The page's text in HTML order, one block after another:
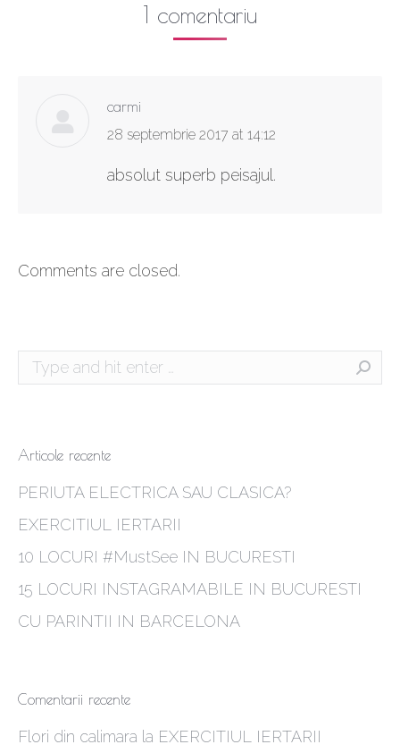
1 comentariu
carmi
says:
28 septembrie 2017 at 14:12
absolut superb peisajul.
Comments are closed.
Search:
Articole recente
PERIUTA ELECTRICA SAU CLASICA?
EXERCITIUL IERTARII
10 LOCURI #MustSee IN BUCURESTI
15 LOCURI INSTAGRAMABILE IN BUCURESTI
CU PARINTII IN BARCELONA
Comentarii recente
Flori din calimara la EXERCITIUL IERTARII